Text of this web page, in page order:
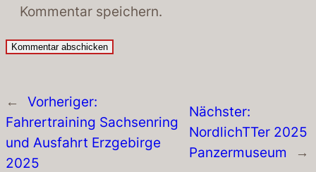
Kommentar speichern.
←
Vorheriger:
Fahrertraining Sachsenring
und Ausfahrt Erzgebirge
2025
Nächster:
NordlichTTer 2025
Panzermuseum
→